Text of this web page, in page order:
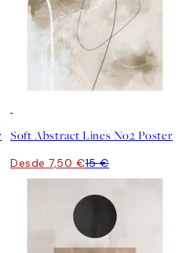
Soft Abstract Lines No2 Poster
Desde 7,50 €15 €